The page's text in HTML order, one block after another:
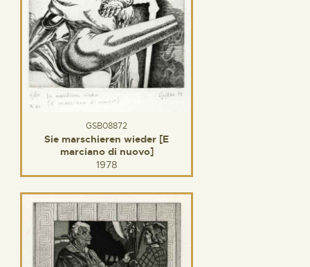
GSB08872
Sie marschieren wieder [E
marciano di nuovo]
1978